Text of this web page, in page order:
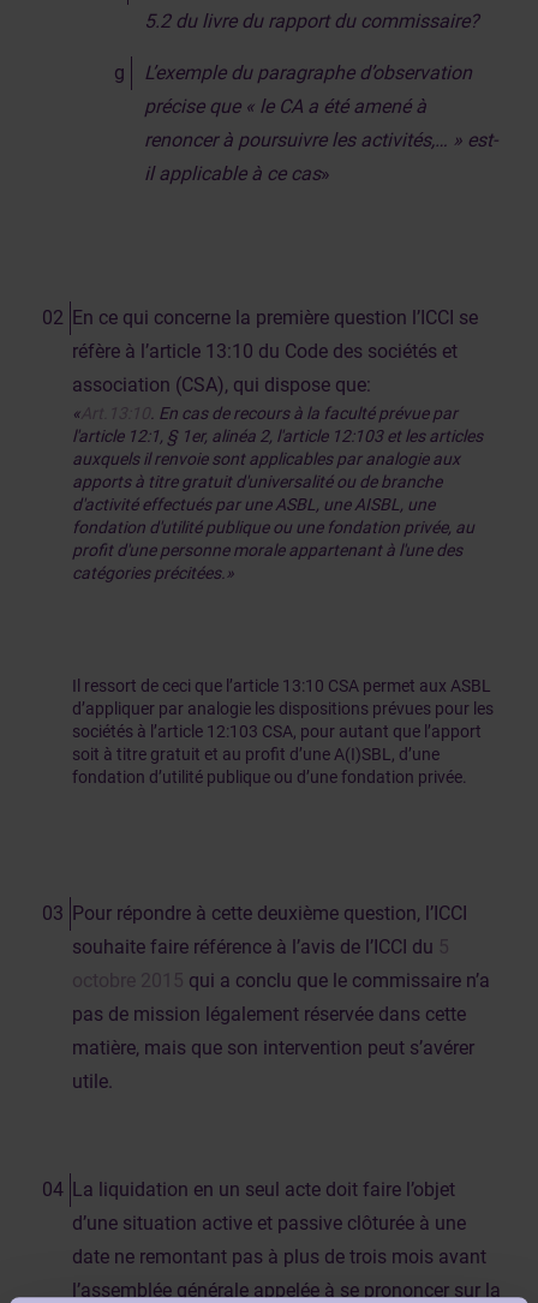
5.2 du livre du rapport du commissaire?
L’exemple du paragraphe d’observation
précise que « le CA a été amené à
renoncer à poursuivre les activités,… » est-
il applicable à ce cas»
En ce qui concerne la première question l’ICCI se
réfère à l’article 13:10 du Code des sociétés et
association (CSA), qui dispose que:
«Art. 13:10 . En cas de recours à la faculté prévue par
l'article 12:1, § 1er, alinéa 2, l'article 12:103 et les articles
auxquels il renvoie sont applicables par analogie aux
apports à titre gratuit d'universalité ou de branche
d'activité effectués par une ASBL, une AISBL, une
fondation d'utilité publique ou une fondation privée, au
profit d'une personne morale appartenant à l'une des
catégories précitées.»
Il ressort de ceci que l’article 13:10 CSA permet aux ASBL
d’appliquer par analogie les dispositions prévues pour les
sociétés à l’article 12:103 CSA, pour autant que l’apport
soit à titre gratuit et au profit d’une A(I)SBL, d’une
fondation d’utilité publique ou d’une fondation privée.
Pour répondre à cette deuxième question, l’ICCI
souhaite faire référence à l’avis de l’ICCI du 5
octobre 2015 qui a conclu que le commissaire n’a
pas de mission légalement réservée dans cette
matière, mais que son intervention peut s’avérer
utile.
La liquidation en un seul acte doit faire l’objet
d’une situation active et passive clôturée à une
date ne remontant pas à plus de trois mois avant
l’assemblée générale appelée à se prononcer sur la